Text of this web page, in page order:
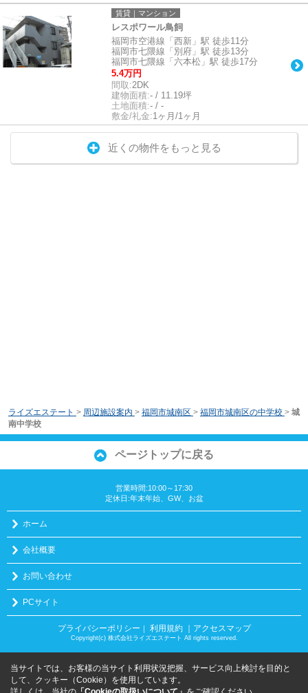
賃貸｜マンション
レスポワール鳥飼
福岡市空港線「西新」駅 徒歩11分
福岡市七隈線「別府」駅 徒歩13分
福岡市七隈線「六本松」駅 徒歩17分
5.4万円
間取:2DK
建物面積:- / 11.19坪
土地面積:- / -
敷金/礼金:1ヶ月/1ヶ月
近くの物件をもっと見る
ライズエステート > 周辺施設案内 > 福岡市城南区 > 福岡市城南区の中学校 > 城
南中学校
ページトップに戻る
営業時間:10:00～17:30
定休日:年末年始、GW、お盆
ホーム
会社概要
お問い合わせ
PCサイト
プライバシーポリシー ｜ 利用規約 ｜アクセスマップ
Copyright(c) 株式会社ライズエステート All rights reserved.
当サイトでは、お客様の当サイト利用状況把握、サービス向上検討を目的と
して、クッキー（Cookie）を使用しています。